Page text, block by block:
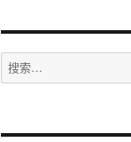
搜
索：